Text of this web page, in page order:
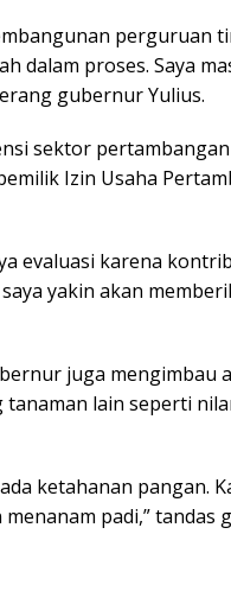
perguruan
dalam proses. Saya
gubernur Yulius.
sektor
Izin Usaha
evaluasi karena
yakin akan
juga mengimbau
lain seperti
ketahanan pangan.
padi,”